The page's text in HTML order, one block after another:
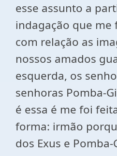
esse assunto a
indagação que me
com relação as
nossos amados
esquerda, os
senhoras Pomba-
é essa é me foi
forma: irmão
dos Exus e